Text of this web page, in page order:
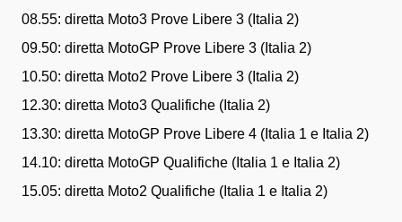
08.55: diretta Moto3 Prove Libere 3 (Italia 2)
09.50: diretta MotoGP Prove Libere 3 (Italia 2)
10.50: diretta Moto2 Prove Libere 3 (Italia 2)
12.30: diretta Moto3 Qualifiche (Italia 2)
13.30: diretta MotoGP Prove Libere 4 (Italia 1 e Italia 2)
14.10: diretta MotoGP Qualifiche (Italia 1 e Italia 2)
15.05: diretta Moto2 Qualifiche (Italia 1 e Italia 2)